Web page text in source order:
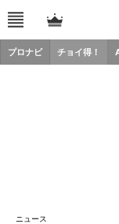
プロナビ チョイ得！
ニュース